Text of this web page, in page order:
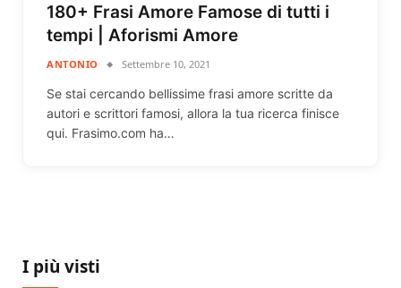
180+ Frasi Amore Famose di tutti i
tempi | Aforismi Amore
ANTONIO Settembre 10, 2021
Se stai cercando bellissime frasi amore scritte da
autori e scrittori famosi, allora la tua ricerca finisce
qui. Frasimo.com ha…
I più visti